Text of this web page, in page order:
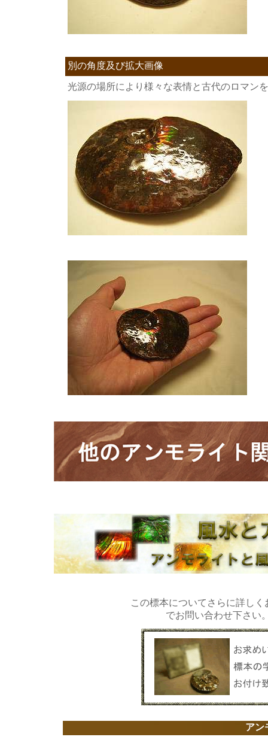
別の角度及び拡大画像
光源の場所により様々な表情と古代のロマン
この標本についてさらに詳し
でお問い合わせ下さい
アン